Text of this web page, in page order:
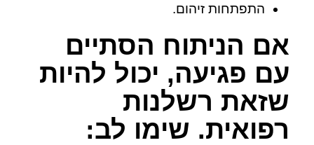
התפתחות זיהום.
אם הניתוח הסתיים
עם פגיעה, יכול להיות
שזאת רשלנות
רפואית. שימו לב: